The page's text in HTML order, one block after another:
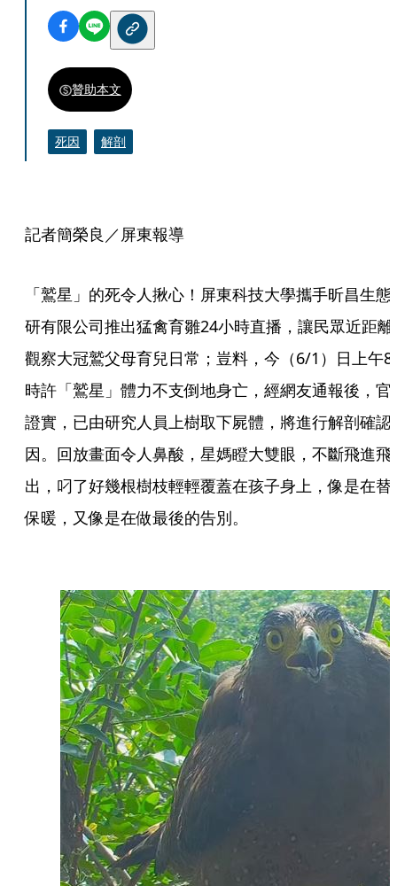
贊助本文
死因 解剖
記者簡榮良／屏東報導
「鷲星」的死令人揪心！屏東科技大學攜手昕昌生態
研有限公司推出猛禽育雛24小時直播，讓民眾近距離
觀察大冠鷲父母育兒日常；豈料，今（6/1）日上午8
時許「鷲星」體力不支倒地身亡，經網友通報後，官
證實，已由研究人員上樹取下屍體，將進行解剖確認
因。回放畫面令人鼻酸，星媽瞪大雙眼，不斷飛進飛
出，叼了好幾根樹枝輕輕覆蓋在孩子身上，像是在替
保暖，又像是在做最後的告別。